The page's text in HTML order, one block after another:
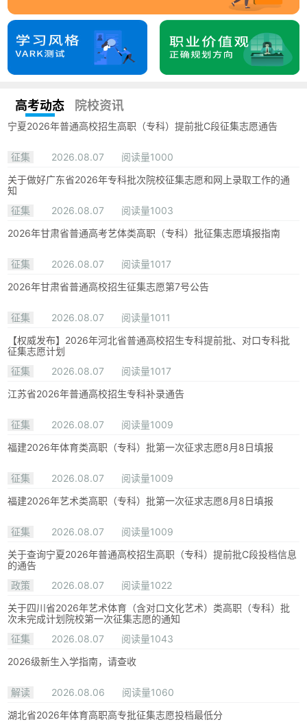
高考动态 院校资讯
宁夏2026年普通高校招生高职（专科）提前批C段征集志愿通告
征集 2026.08.07
阅读量1000
关于做好广东省2026年专科批次院校征集志愿和网上录取工作的通
知
征集
2026.08.07
阅读量1003
2026年甘肃省普通高考艺体类高职（专科）批征集志愿填报指南
征集 2026.08.07
阅读量1017
2026年甘肃省普通高校招生征集志愿第7号公告
征集 2026.08.07
阅读量1011
【权威发布】2026年河北省普通高校招生专科提前批、对口专科批
征集志愿计划
征集
2026.08.07
阅读量1017
江苏省2026年普通高校招生专科补录通告
征集 2026.08.07
阅读量1009
福建2026年体育类高职（专科）批第一次征求志愿8月8日填报
征集 2026.08.07
阅读量1009
福建2026年艺术类高职（专科）批第一次征求志愿8月8日填报
征集 2026.08.07
阅读量1009
关于查询宁夏2026年普通高校招生高职（专科）提前批C段投档信息
的通告
政策
2026.08.07
阅读量1022
关于四川省2026年艺术体育（含对口文化艺术）类高职（专科）批
次未完成计划院校第一次征集志愿的通知
征集
2026.08.07
阅读量1043
2026级新生入学指南，请查收
解读 2026.08.06
阅读量1060
湖北省2026年体育高职高专批征集志愿投档最低分